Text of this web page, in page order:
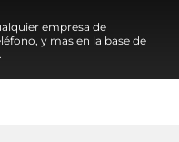
empresa de
y mas en la base de